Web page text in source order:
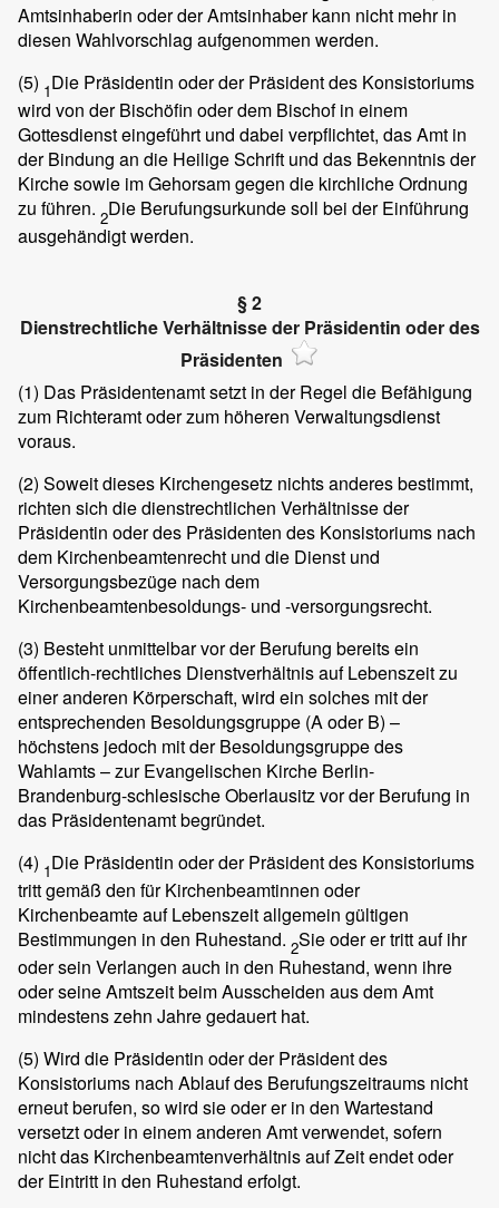
Amtsinhaberin oder der Amtsinhaber kann nicht mehr in
diesen Wahlvorschlag aufgenommen werden.
(5) 1Die Präsidentin oder der Präsident des Konsistoriums
wird von der Bischöfin oder dem Bischof in einem
Gottesdienst eingeführt und dabei verpflichtet, das Amt in
der Bindung an die Heilige Schrift und das Bekenntnis der
Kirche sowie im Gehorsam gegen die kirchliche Ordnung
zu führen. 2Die Berufungsurkunde soll bei der Einführung
ausgehändigt werden.
§ 2
Dienstrechtliche Verhältnisse der Präsidentin oder des
Präsidenten
(1) Das Präsidentenamt setzt in der Regel die Befähigung
zum Richteramt oder zum höheren Verwaltungsdienst
voraus.
(2) Soweit dieses Kirchengesetz nichts anderes bestimmt,
richten sich die dienstrechtlichen Verhältnisse der
Präsidentin oder des Präsidenten des Konsistoriums nach
dem Kirchenbeamtenrecht und die Dienst und
Versorgungsbezüge nach dem
Kirchenbeamtenbesoldungs- und -versorgungsrecht.
(3) Besteht unmittelbar vor der Berufung bereits ein
öffentlich-rechtliches Dienstverhältnis auf Lebenszeit zu
einer anderen Körperschaft, wird ein solches mit der
entsprechenden Besoldungsgruppe (A oder B) –
höchstens jedoch mit der Besoldungsgruppe des
Wahlamts – zur Evangelischen Kirche Berlin-
Brandenburg-schlesische Oberlausitz vor der Berufung in
das Präsidentenamt begründet.
(4) 1Die Präsidentin oder der Präsident des Konsistoriums
tritt gemäß den für Kirchenbeamtinnen oder
Kirchenbeamte auf Lebenszeit allgemein gültigen
Bestimmungen in den Ruhestand. 2Sie oder er tritt auf ihr
oder sein Verlangen auch in den Ruhestand, wenn ihre
oder seine Amtszeit beim Ausscheiden aus dem Amt
mindestens zehn Jahre gedauert hat.
(5) Wird die Präsidentin oder der Präsident des
Konsistoriums nach Ablauf des Berufungszeitraums nicht
erneut berufen, so wird sie oder er in den Wartestand
versetzt oder in einem anderen Amt verwendet, sofern
nicht das Kirchenbeamtenverhältnis auf Zeit endet oder
der Eintritt in den Ruhestand erfolgt.